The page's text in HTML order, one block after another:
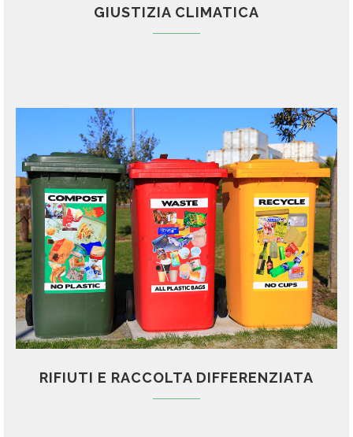
GIUSTIZIA CLIMATICA
RIFIUTI E RACCOLTA DIFFERENZIATA